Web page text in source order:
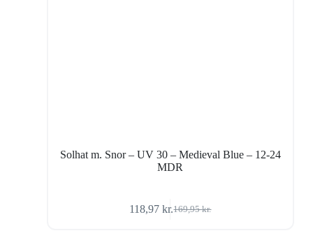
Solhat m. Snor – UV 30 – Medieval Blue – 12-24
MDR
169,95kr.
Den
118,97kr.Den